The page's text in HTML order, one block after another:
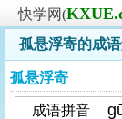
快学网(
孤悬浮寄的成
孤悬浮寄
成语拼音